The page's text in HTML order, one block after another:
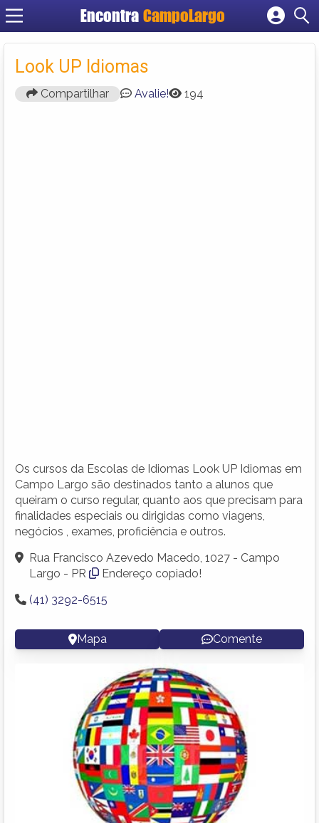
Encontra CampoLargo
Cadastrar empresa
Criar conta
Look UP Idiomas
Compartilhar Avalie! 194
Os cursos da Escolas de Idiomas Look UP Idiomas em
Campo Largo são destinados tanto a alunos que
queiram o curso regular, quanto aos que precisam para
finalidades especiais ou dirigidas como viagens,
negócios , exames, proficiência e outros.
Rua Francisco Azevedo Macedo, 1027 - Campo
Largo - PR
Endereço copiado!
(41) 3292-6515
Mapa Comente